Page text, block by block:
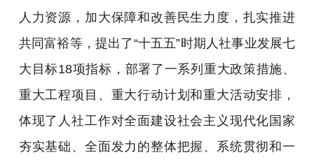
人力资源，加大保障和改善民生力度，扎实推进
共同富裕等，提出了“十五五”时期人社事业发展七
大目标18项指标，部署了一系列重大政策措施、
重大工程项目、重大行动计划和重大活动安排，
体现了人社工作对全面建设社会主义现代化国家
夯实基础、全面发力的整体把握、系统贯彻和一